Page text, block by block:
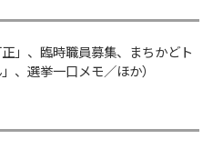
」、臨時職員募集、まちかどト
、選挙一口メモ／ほか）